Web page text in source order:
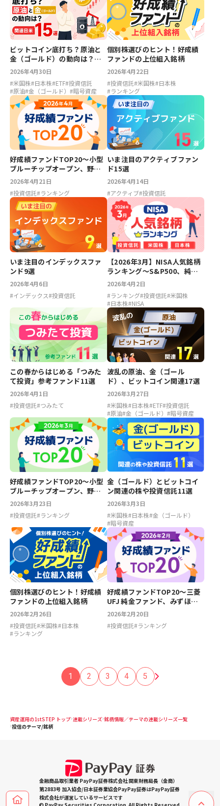
ビットコイン底打ち？原油と
金（ゴールド）の動向は？関
連日米15選
2026年4月30日
#米国株#日本株#ETF#投資信託
#原油#金（ゴールド） #暗号資産
個別株選びのヒント！好成績
ファンドの上位組入銘柄
2026年4月22日
#投資信託#米国株#日本株
#ランキング
好成績ファンドTOP20～小型
ブルーチップオープン、野村
国内株式アクティブオープン
【2026年4月】
2026年4月21日
#投資信託#ランキング
いま注目のアクティブファン
ド15選
2026年4月14日
#アクティブ#投資信託
いま注目のインデックスファ
ンド9選
2026年4月6日
#インデックス#投資信託
【2026年3月】NISA人気銘柄
ランキング～S&P500、純金
ファンド、PayPay、JX金属
2026年4月2日
#ランキング#投資信託#米国株
#日本株#NISA
この春からはじめる「つみた
て投資」参考ファンド11選
2026年4月1日
#投資信託#つみたて
波乱の原油、金（ゴール
ド）、ビットコイン関連17選
2026年3月27日
#米国株#日本株#ETF#投資信託
#原油#金（ゴールド） #暗号資産
好成績ファンドTOP20～小型
ブルーチップオープン、野村
国内株式アクティブオープン
【2026年3月】
2026年3月23日
#投資信託#ランキング
金（ゴールド）とビットコイ
ン関連の株や投資信託11選
2026年3月3日
#米国株#日本株#金（ゴールド）
#暗号資産
個別株選びのヒント！好成績
ファンドの上位組入銘柄
2026年2月26日
#投資信託#米国株#日本株
#ランキング
好成績ファンドTOP20～三菱
UFJ 純金ファンド、みずほ好
配当日本株オープン【2026年
2月】
2026年2月20日
#投資信託#ランキング
1 2 3 4 5
資産運用の1stSTEP トップ 連載シリーズ 銘柄情報／テーマの連載シリーズ一覧
投信のテーマ/銘柄
金融商品取引業者 PayPay証券株式会社 関東財務局長（金商）
第2883号 加入協会/日本証券業協会PayPay証券はPayPay証券
株式会社が運営しているサービスです